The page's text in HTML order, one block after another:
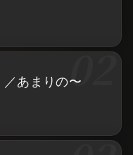
あまりの〜